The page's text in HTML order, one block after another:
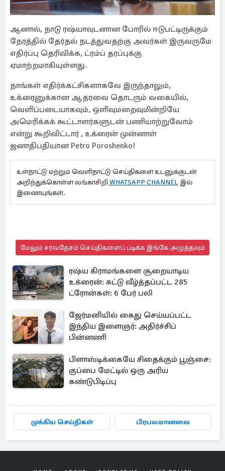
ஆனால், நாடு ரஷ்யாவுடனான போரில் ஈடுபட்டிருக்கும்
நேரத்தில் தேர்தல் நடத்துவதற்கு அவர்கள் இருவருமே
எதிர்ப்பு தெரிவிக்க, ட்ரம்ப் தரப்புக்கு
ஏமாற்றமாகியுள்ளது.
நாங்கள் எதிர்க்கட்சிகளாகவே இருந்தாலும்,
உக்ரைனுக்கான ஆதரவை தொடரும் வகையில்,
வெளிப்படையாகவும், ஒளிவுமறைவுமின்றியே
அமெரிக்கக் கூட்டாளர்களுடன் பணியாற்றுவோம்
என்று கூறிவிட்டார் , உக்ரைன் முன்னாள்
ஜனாதிபதியான Petro Poroshenko!
உள்நாட்டு மற்றும் வெளிநாட்டு செய்திகளை உடனுக்குடன்
அறிந்துக்கொள்ள லங்காசிறி WHATSAPP CHANNEL இல்
இணையுங்கள்.
மேலும் சர்வதேசம் செய்திகளைப் படிக்க இங்கே அழுத்தவும்
ரஷ்ய கிராமங்களை சூறையாடிய
உக்ரைன்: சுட்டு வீழ்த்தப்பட்ட 285
ட்ரோன்கள்: 6 பேர் பலி
ஜேர்மனியில் கைது செய்யப்பட்ட
இந்திய இளைஞர்: அதிர்ச்சிப்
பின்னணி
பிளாஸ்டிக்கையே சிதைக்கும் பூஞ்சை:
குப்பை மேட்டில் ஒரு அரிய
கண்டுபிடிப்பு
முக்கிய செய்திகள் பிரபலமானவை